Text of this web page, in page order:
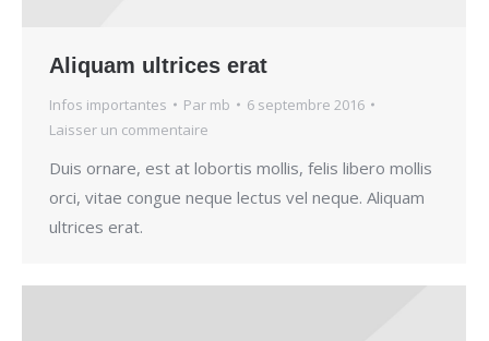
Aliquam ultrices erat
Infos importantes Par mb
6 septembre 2016
Laisser un commentaire
Duis ornare, est at lobortis mollis, felis libero mollis
orci, vitae congue neque lectus vel neque. Aliquam
ultrices erat.